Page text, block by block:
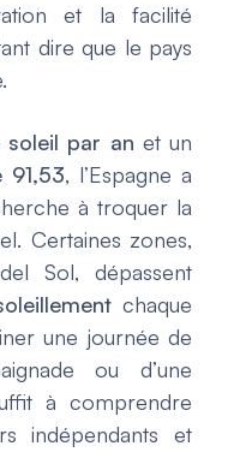
et la facilité
dire que le pays
par an et un
, l’Espagne a
à troquer la
Certaines zones,
Sol, dépassent
chaque
une journée de
ou d’une
à comprendre
indépendants et